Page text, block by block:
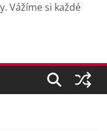
Vážíme si každé